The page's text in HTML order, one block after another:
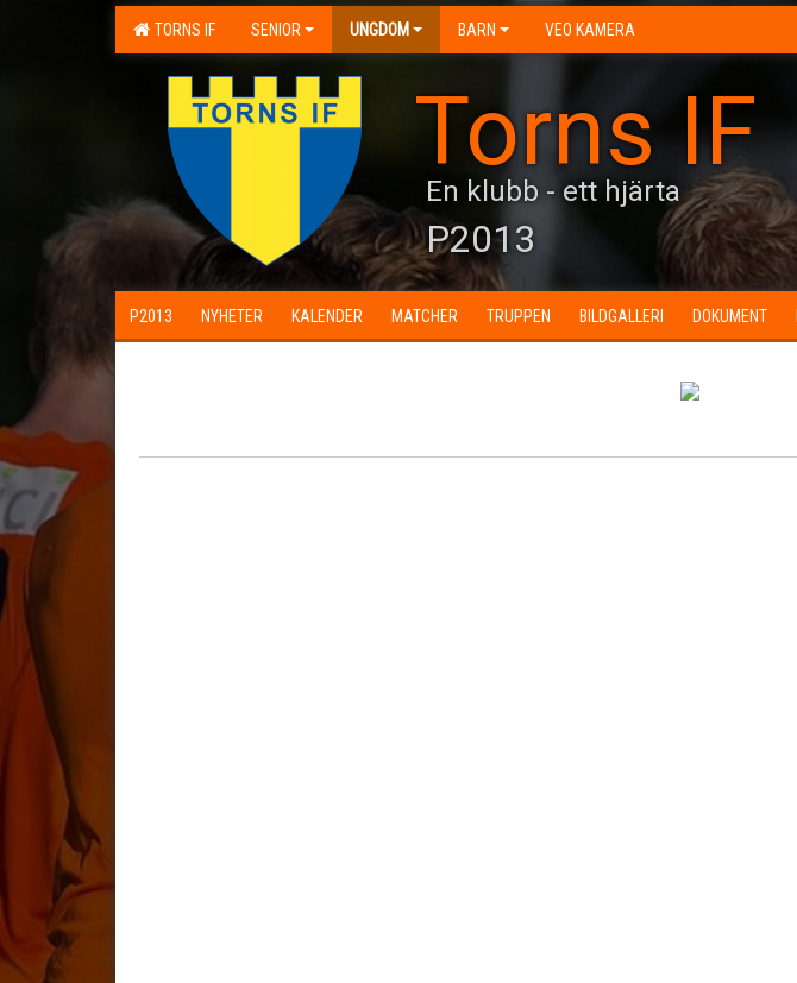
TORNS IF SENIOR UNGDOM BARN VEO KAMERA
Torns IF
En klubb - ett hjärta
P2013
P2013 NYHETER KALENDER MATCHER TRUPPEN BILDGALLERI DOKUMENT